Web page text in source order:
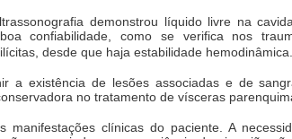
demonstrou líquido livre na
confiabilidade, como se verifica nos
desde que haja estabilidade hemodinâmica.
a existência de lesões associadas e de
no tratamento de vísceras
clínicas do paciente. A